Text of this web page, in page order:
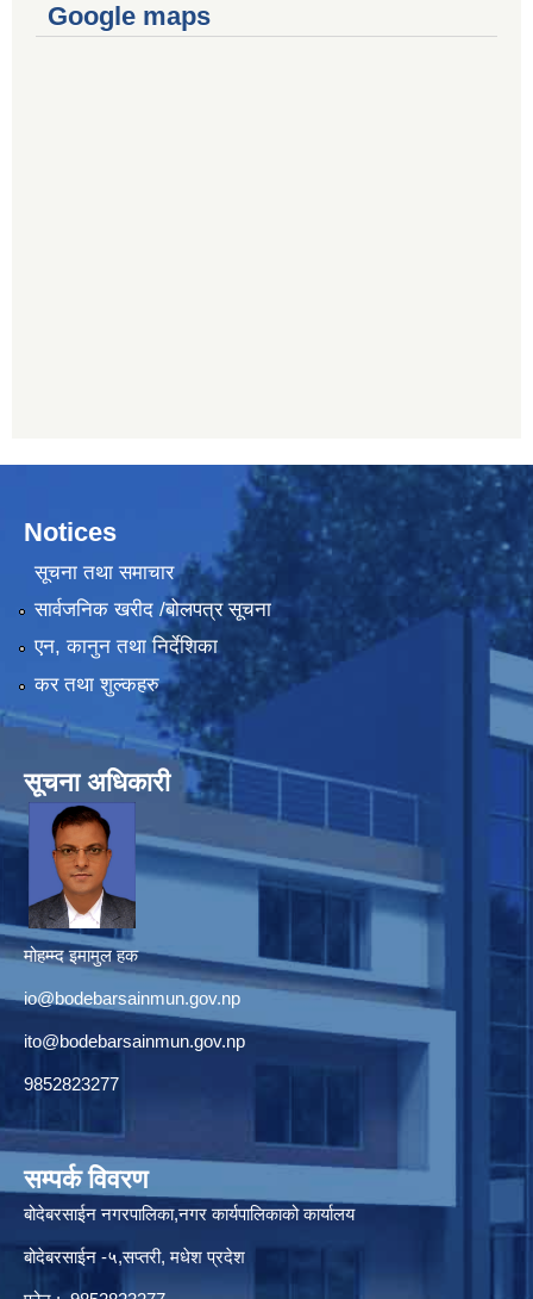
Google maps
Notices
सूचना तथा समाचार
सार्वजनिक खरीद /बोलपत्र सूचना
एन, कानुन तथा निर्देशिका
कर तथा शुल्कहरु
सूचना अधिकारी
मोहम्म्द इमामुल हक
io@bodebarsainmun.gov.np
ito@bodebarsainmun.gov.np
9852823277
सम्पर्क विवरण
बोदेबरसाईन नगरपालिका,नगर कार्यपालिकाको कार्यालय
बोदेबरसाईन -५,सप्तरी, मधेश प्रदेश